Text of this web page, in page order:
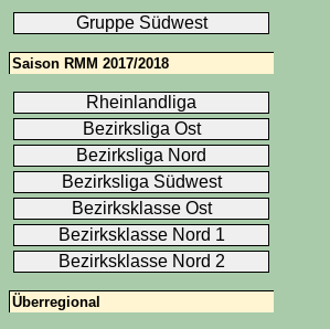
Gruppe Südwest
Saison RMM 2017/2018
Rheinlandliga
Bezirksliga Ost
Bezirksliga Nord
Bezirksliga Südwest
Bezirksklasse Ost
Bezirksklasse Nord 1
Bezirksklasse Nord 2
Überregional